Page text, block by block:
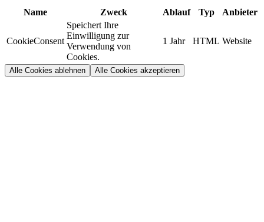
Name Zweck Ablauf Typ Anbieter
CookieConsent
Speichert Ihre
Einwilligung zur
Verwendung von
Cookies.
1 Jahr HTML Website
Alle Cookies ablehnen Alle Cookies akzeptieren